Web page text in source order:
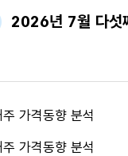
2026년 7월 다섯
가격동향 분석
가격동향 분석